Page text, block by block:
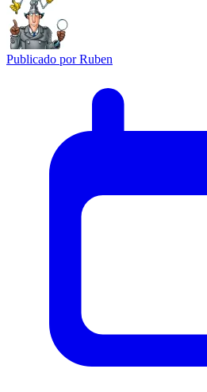
Publicado porRuben